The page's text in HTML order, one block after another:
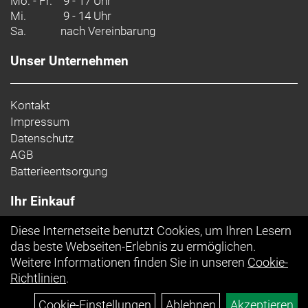
Fertigung zu entfernen und durch emissionsarmes
Aluminium zu ersetzen, das unter Nutzung
Oktober 2025 wurden nahezu alle von uns
hergestellten Alu-Fahrräder – einschließlich dieses
Modells – umgestellt, was zu einer erheblichen
Verringerung unseres CO2-Fußabdrucks führt.
Mi.
9 - 14 Uhr
Sa.
nach Vereinbarung
Unser Unternehmen
Kontakt
Impressum
Datenschutz
AGB
Batterieentsorgung
Ihr Einkauf
Top Artikel
Diese Internetseite benutzt Cookies, um Ihren Lesern
das beste Webseiten-Erlebnis zu ermöglichen.
Weitere Informationen finden Sie in unseren Cookie-
Richtlinien.
Cookie-Einstellungen
Ablehnen Akzeptieren